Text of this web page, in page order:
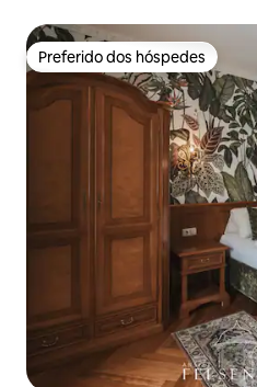
Preferido dos hóspedes
Preferido dos hóspedes